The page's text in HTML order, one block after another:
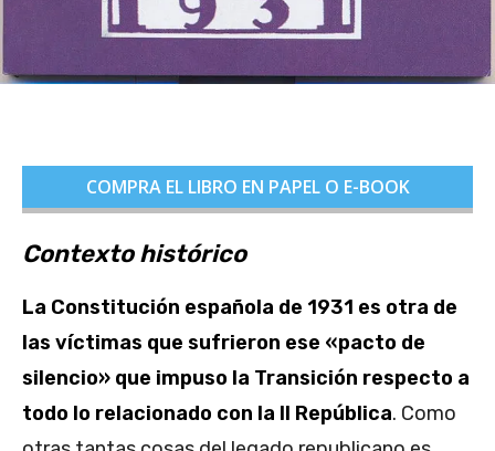
COMPRA EL LIBRO EN PAPEL O E-BOOK
Contexto histórico
La Constitución española de 1931 es otra de
las víctimas que sufrieron ese «pacto de
silencio» que impuso la Transición respecto a
todo lo relacionado con la II República. Como